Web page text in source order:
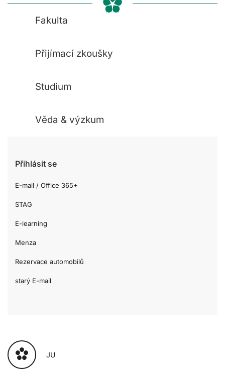
Fakulta
Přijímací zkoušky
Studium
Věda & výzkum
Přihlásit se
E-mail / Office 365+
STAG
E-learning
Menza
Rezervace automobilů
starý E-mail
JU